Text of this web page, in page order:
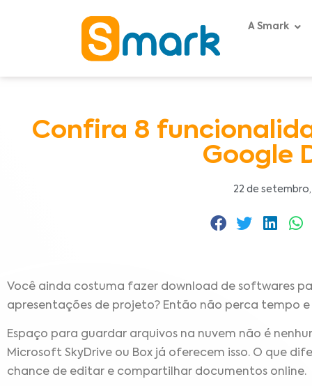
A Smark
Confira 8
Google
22 de setembro,
Você ainda costuma fazer download de softwares
apresentações de projeto? Então não perca tempo e
Espaço para guardar arquivos na nuvem não é
Microsoft SkyDrive ou Box já oferecem isso. O que
chance de editar e compartilhar documentos online.